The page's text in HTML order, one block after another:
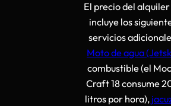
El precio del
incluye los
servicios
Moto de agua
combustible (el
Craft 18 consume
litros por hora),